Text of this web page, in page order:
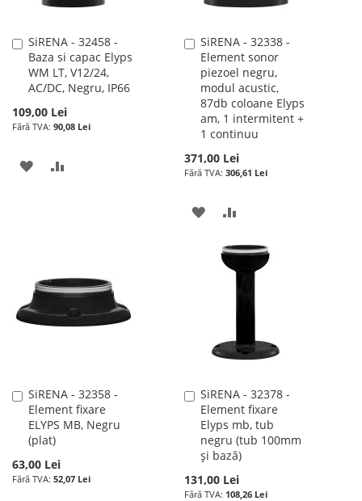
SiRENA - 32458 -
Baza si capac Elyps
WM LT, V12/24,
AC/DC, Negru, IP66
109,00 Lei
90,08 Lei
Adauga
în
cos
ADAUGATI
DORINTE
SiRENA - 32338 -
Element sonor
piezoel negru,
modul acustic,
87db coloane Elyps
am, 1 intermitent +
1 continuu
371,00 Lei
306,61 Lei
Adauga
în
cos
ADAUGATI
LISTA
COMPARARE
SiRENA - 32358 -
Element fixare
ELYPS MB, Negru
(plat)
63,00 Lei
52,07 Lei
Adauga
în
cos
SiRENA - 32378 -
Element fixare
Elyps mb, tub
negru (tub 100mm
și bază)
131,00 Lei
108,26 Lei
Adauga
în
cos